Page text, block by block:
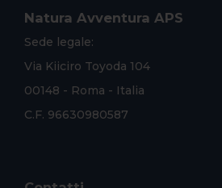
Natura Avventura APS
Sede legale:
Via Kiiciro Toyoda 104
00148 - Roma - Italia
C.F. 96630980587